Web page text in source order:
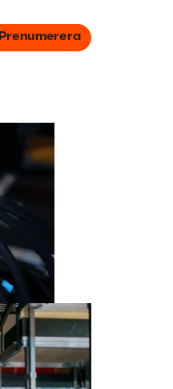
Prenumerera